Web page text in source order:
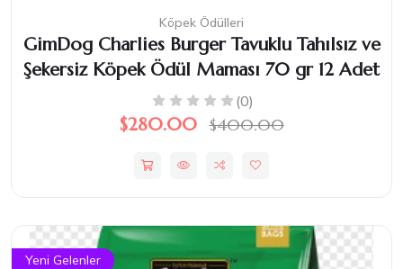
Köpek Ödülleri
GimDog Charlies Burger Tavuklu Tahılsız ve
Şekersiz Köpek Ödül Maması 70 gr 12 Adet
(0)
$280.00 $400.00
Yeni Gelenler